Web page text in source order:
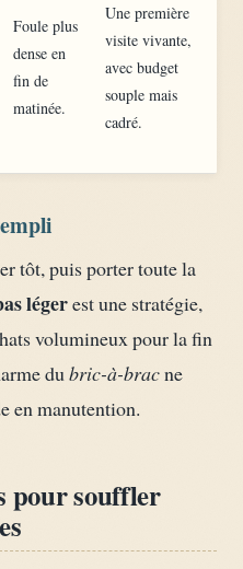
Foule plus
dense en
fin de
matinée.
Une première
visite vivante,
avec budget
souple mais
cadré.
tôt, puis porter toute la
légerest une stratégie,
volumineux pour la fin
du bric-à-bracne
en manutention.
pour souffler